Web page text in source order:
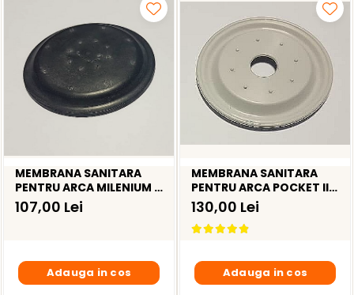
MEMBRANA SANITARA
PENTRU ARCA MILENIUM /
POCKET I - MEM0101P1
107,00 Lei
Adauga in cos
MEMBRANA SANITARA
PENTRU ARCA POCKET II /
ECOFAST / PIXEL -
MEM0031P1
130,00 Lei
Adauga in cos